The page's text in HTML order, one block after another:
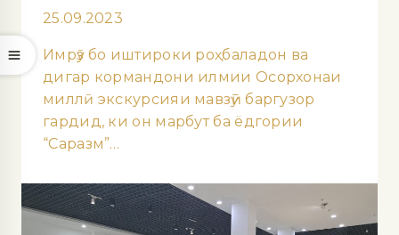
25.09.2023
Имрӯз бо иштироки роҳбаладон ва
дигар кормандони илмии Осорхонаи
миллӣ экскурсияи мавзӯӣ баргузор
гардид, ки он марбут ба ёдгории
“Саразм”…